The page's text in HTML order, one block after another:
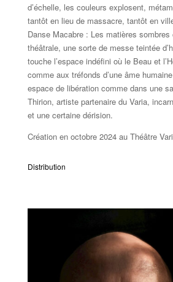
d’échelle, les couleurs explosent,
tantôt en lieu de massacre, tantôt en
Danse Macabre : Les matières
théâtrale, une sorte de messe teintée
touche l’espace indéfini où le Beau et
comme aux tréfonds d’une âme
espace de libération comme dans une
Thirion, artiste partenaire du Varia,
et une certaine dérision.
Création en octobre 2024 au Théâtre
Distribution